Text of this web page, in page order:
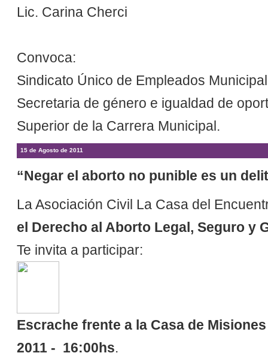
Lic. Carina Cherci
Convoca:
Sindicato Único de Empleados
Secretaria de género e igualdad de
Superior de la Carrera Municipal.
15 de Agosto de 2011
“Negar el aborto no punible es un
La Asociación Civil La Casa del
el Derecho al Aborto Legal, Seguro y
Te invita a participar:
Escrache frente a la Casa de
2011 - 16:00hs.